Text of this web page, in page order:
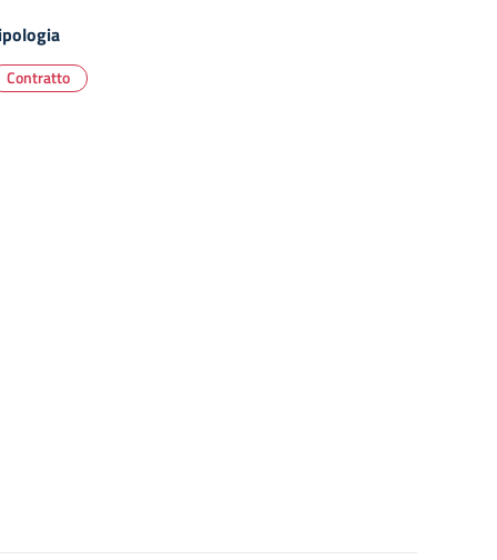
Contratto